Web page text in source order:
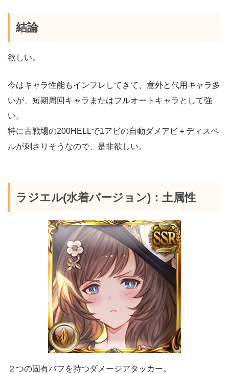
結論
欲しい。
今はキャラ性能もインフレしてきて、意外と代用キャラ多
いが、短期周回キャラまたはフルオートキャラとして強
い。
特に古戦場の200HELLで1アビの自動ダメアビ＋ディスペ
ルが刺さりそうなので、是非欲しい。
ラジエル(水着バージョン)：土属性
２つの固有バフを持つダメージアタッカー。